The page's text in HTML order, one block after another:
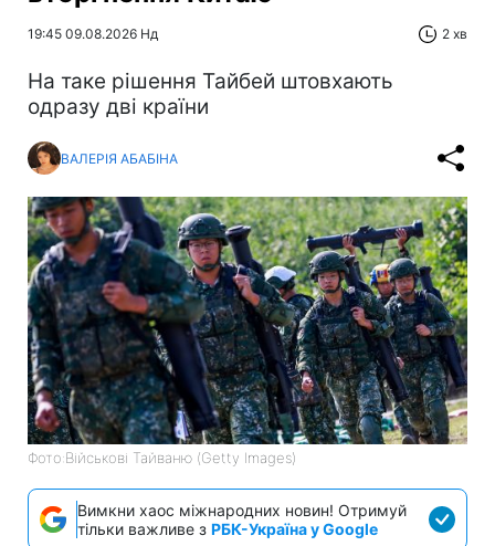
19:45 09.08.2026 Нд 2 хв
На таке рішення Тайбей штовхають
одразу дві країни
ВАЛЕРІЯ АБАБІНА
Фото:Військові Тайваню (Getty Images)
Вимкни хаос міжнародних новин! Отримуй
тільки важливе з РБК-Україна у Google